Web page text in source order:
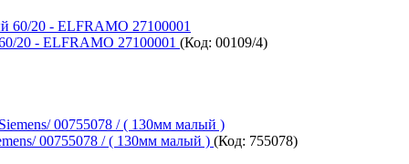
20 - ELFRAMO 27100001 (Код: 00109/4)
00755078 / ( 130мм малый ) (Код: 755078)